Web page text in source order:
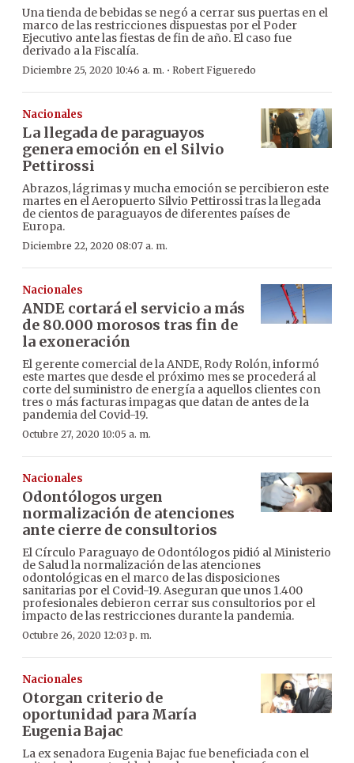
Una tienda de bebidas se negó a cerrar sus puertas en el
marco de las restricciones dispuestas por el Poder
Ejecutivo ante las fiestas de fin de año. El caso fue
derivado a la Fiscalía.
Diciembre 25, 2020 10:46 a. m. · Robert Figueredo
Nacionales
La llegada de paraguayos
genera emoción en el Silvio
Pettirossi
Abrazos, lágrimas y mucha emoción se percibieron este
martes en el Aeropuerto Silvio Pettirossi tras la llegada
de cientos de paraguayos de diferentes países de
Europa.
Diciembre 22, 2020 08:07 a. m.
Nacionales
ANDE cortará el servicio a más
de 80.000 morosos tras fin de
la exoneración
El gerente comercial de la ANDE, Rody Rolón, informó
este martes que desde el próximo mes se procederá al
corte del suministro de energía a aquellos clientes con
tres o más facturas impagas que datan de antes de la
pandemia del Covid-19.
Octubre 27, 2020 10:05 a. m.
Nacionales
Odontólogos urgen
normalización de atenciones
ante cierre de consultorios
El Círculo Paraguayo de Odontólogos pidió al Ministerio
de Salud la normalización de las atenciones
odontológicas en el marco de las disposiciones
sanitarias por el Covid-19. Aseguran que unos 1.400
profesionales debieron cerrar sus consultorios por el
impacto de las restricciones durante la pandemia.
Octubre 26, 2020 12:03 p. m.
Nacionales
Otorgan criterio de
oportunidad para María
Eugenia Bajac
La ex senadora Eugenia Bajac fue beneficiada con el